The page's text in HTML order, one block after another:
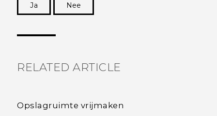
Ja
Nee
RELATED ARTICLE
Opslagruimte vrijmaken